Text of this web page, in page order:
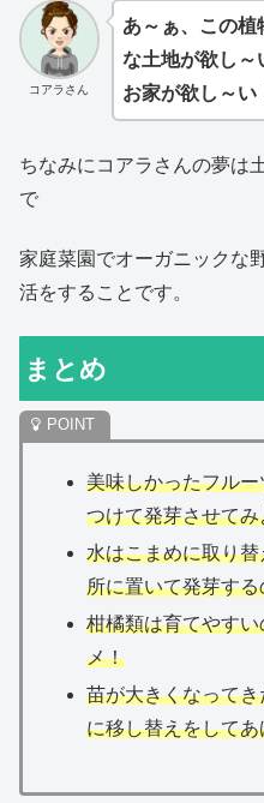
コアラさん
あ～ぁ、この植
な土地が欲し～
お家が欲し～い
ちなみにコアラさんの夢は
で
家庭菜園でオーガニックな
活をすることです。
まとめ
美味しかったフル
つけて発芽させてみ
水はこまめに取り
所に置いて発芽す
柑橘類は育てやす
メ！
苗が大きくなって
に移し替えをして